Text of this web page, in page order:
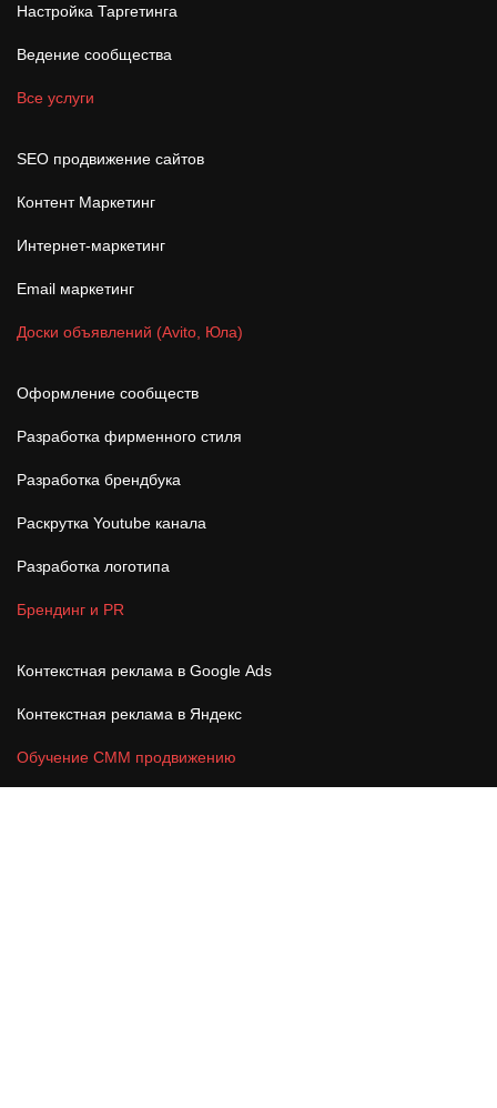
Настройка Таргетинга
Ведение сообщества
Все услуги
SEO продвижение сайтов
Контент Маркетинг
Интернет-маркетинг
Email маркетинг
Доски объявлений (Avito, Юла)
Оформление сообществ
Разработка фирменного стиля
Разработка брендбука
Раскрутка Youtube канала
Разработка логотипа
Брендинг и PR
Контекстная реклама в Google Ads
Контекстная реклама в Яндекс
Обучение СММ продвижению